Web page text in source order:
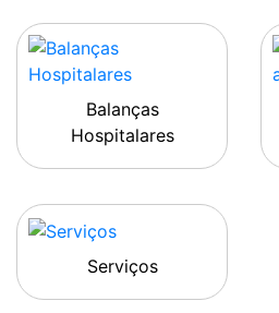
Balanças
Hospitalares
Serviços